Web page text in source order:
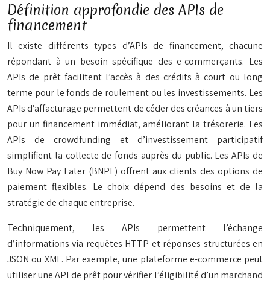
Définition approfondie des APIs de
financement
Il existe différents types d’APIs de financement, chacune
répondant à un besoin spécifique des e-commerçants. Les
APIs de prêt facilitent l’accès à des crédits à court ou long
terme pour le fonds de roulement ou les investissements. Les
APIs d’affacturage permettent de céder des créances à un tiers
pour un financement immédiat, améliorant la trésorerie. Les
APIs de crowdfunding et d’investissement participatif
simplifient la collecte de fonds auprès du public. Les APIs de
Buy Now Pay Later (BNPL) offrent aux clients des options de
paiement flexibles. Le choix dépend des besoins et de la
stratégie de chaque entreprise.
Techniquement, les APIs permettent l’échange
d’informations via requêtes HTTP et réponses structurées en
JSON ou XML. Par exemple, une plateforme e-commerce peut
utiliser une API de prêt pour vérifier l’éligibilité d’un marchand